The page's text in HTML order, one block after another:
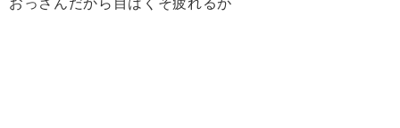
おっさんだから目はくそ疲れるが